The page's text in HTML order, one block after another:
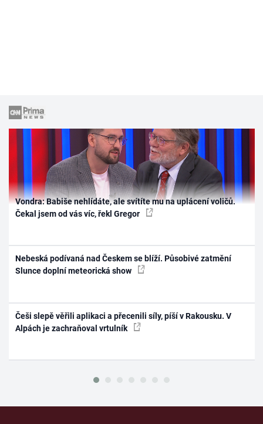
Vondra: Babiše nehlídáte, ale svítíte mu na uplácení voličů.
Čekal jsem od vás víc, řekl Gregor
Nebeská podívaná nad Českem se blíží. Působivé zatmění
Slunce doplní meteorická show
Češi slepě věřili aplikaci a přecenili síly, píší v Rakousku. V
Alpách je zachraňoval vrtulník